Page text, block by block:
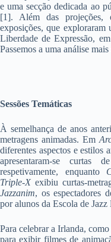
e uma secção dedicada ao
[1]. Além das projeções,
exposições, que exploraram
Liberdade de Expressão,
Passemos a uma análise
Sessões Temáticas
À semelhança de anos
metragens animadas. Em
diferentes aspectos e estilos
apresentaram-se curtas
respetivamente, enquanto
Triple-X exibiu curtas-
Jazzanim, os espectadores
por alunos da Escola de
Para celebrar a Irlanda,
para exibir filmes de